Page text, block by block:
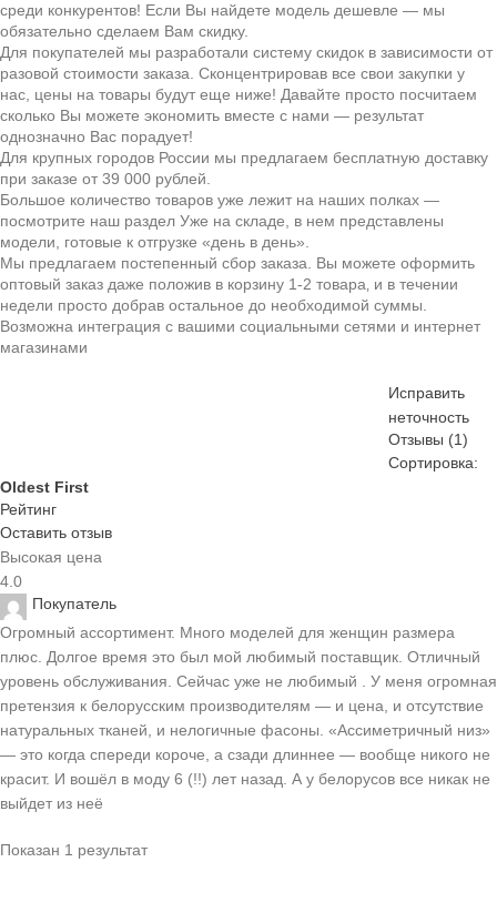
среди конкурентов! Если Вы найдете модель дешевле — мы
обязательно сделаем Вам скидку.
Для покупателей мы разработали систему скидок в зависимости от
разовой стоимости заказа. Сконцентрировав все свои закупки у
нас, цены на товары будут еще ниже! Давайте просто посчитаем
сколько Вы можете экономить вместе с нами — результат
однозначно Вас порадует!
Для крупных городов России мы предлагаем бесплатную доставку
при заказе от 39 000 рублей.
Большое количество товаров уже лежит на наших полках —
посмотрите наш раздел Уже на складе, в нем представлены
модели, готовые к отгрузке «день в день».
Мы предлагаем постепенный сбор заказа. Вы можете оформить
оптовый заказ даже положив в корзину 1-2 товара‚ и в течении
недели просто добрав остальное до необходимой суммы.
Возможна интеграция с вашими социальными сетями и интернет
магазинами
Исправить
неточность
Отзывы (1)
Сортировка:
Oldest First
Рейтинг
Оставить отзыв
Высокая цена
4.0
Покупатель
Огромный ассортимент. Много моделей для женщин размера
плюс. Долгое время это был мой любимый поставщик. Отличный
уровень обслуживания. Сейчас уже не любимый . У меня огромная
претензия к белорусским производителям — и цена, и отсутствие
натуральных тканей, и нелогичные фасоны. «Ассиметричный низ»
— это когда спереди короче, а сзади длиннее — вообще никого не
красит. И вошёл в моду 6 (!!) лет назад. А у белорусов все никак не
выйдет из неё
Показан 1 результат